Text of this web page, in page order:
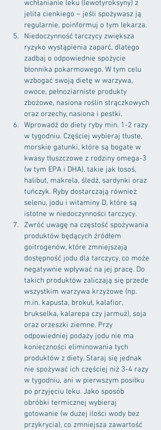
wchłanianie leku (lewotyroksyny) z
jelita cienkiego – jeśli spożywasz ją
regularnie, poinformuj o tym lekarza.
Niedoczynność tarczycy zwiększa
ryzyko wystąpienia zaparć, dlatego
zadbaj o odpowiednie spożycie
błonnika pokarmowego. W tym celu
wzbogać swoją dietę w warzywa,
owoce, pełnoziarniste produkty
zbożowe, nasiona roślin strączkowych
oraz orzechy, nasiona i pestki.
Wprowadź do diety ryby min. 1-2 razy
w tygodniu. Częściej wybieraj tłuste,
morskie gatunki, które są bogate w
kwasy tłuszczowe z rodziny omega-3
(w tym EPA i DHA), takie jak łosoś,
halibut, makrela, śledź, sardynki oraz
tuńczyk. Ryby dostarczają również
selenu, jodu i witaminy D, które są
istotne w niedoczynności tarczycy.
Zwróć uwagę na częstość spożywania
produktów będących źródłem
goitrogenów, które zmniejszają
dostępność jodu dla tarczycy, co może
negatywnie wpływać na jej pracę. Do
takich produktów zaliczają się przede
wszystkim warzywa krzyżowe (np.
m.in. kapusta, brokuł, kalafior,
brukselka, kalarepa czy jarmuż), soja
oraz orzeszki ziemne. Przy
odpowiedniej podaży jodu nie ma
konieczności eliminowania tych
produktów z diety. Staraj się jednak
nie spożywać ich częściej niż 3-4 razy
w tygodniu, ani w pierwszym posiłku
po przyjęciu leku. Jako sposób
obróbki termicznej wybieraj
gotowanie (w dużej ilości wody bez
przykrycia), co zmniejsza zawartość